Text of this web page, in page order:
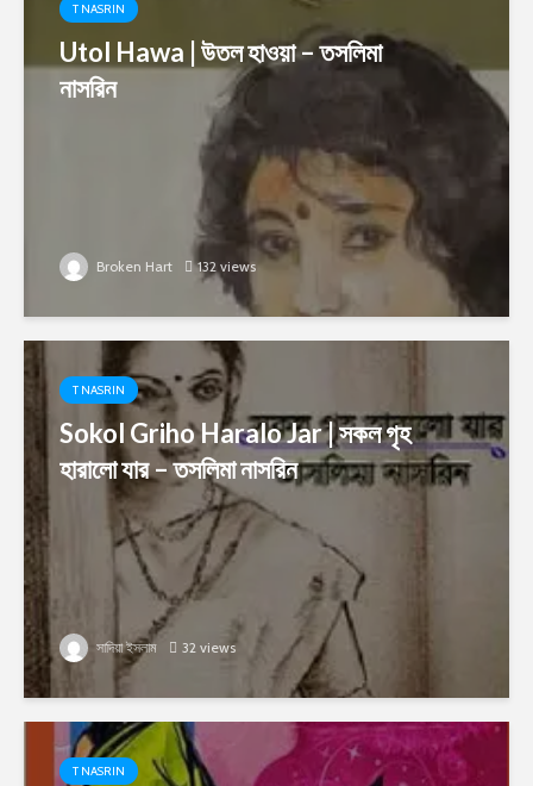
T NASRIN
Utol Hawa | উতল হাওয়া – তসলিমা
নাসরিন
Broken Hart 132 views
T NASRIN
Sokol Griho Haralo Jar | সকল গৃহ
হারালো যার – তসলিমা নাসরিন
সাদিয়া ইসলাম 32 views
T NASRIN